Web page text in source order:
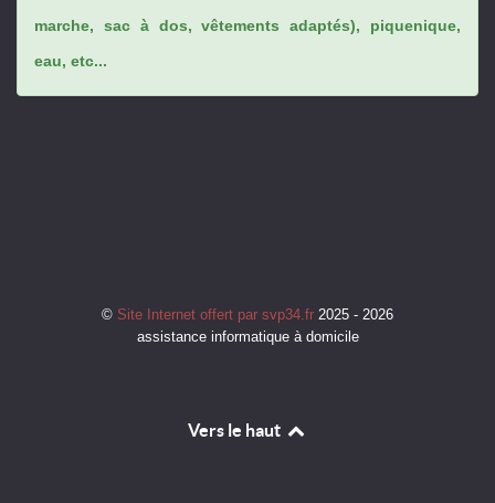
marche, sac à dos, vêtements adaptés), piquenique,
eau, etc...
© Site Internet offert par svp34.fr 2025 - 2026
assistance informatique à domicile
Vers le haut